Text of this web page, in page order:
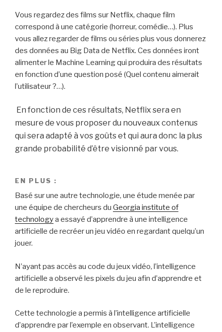
Vous regardez des films sur Netflix, chaque film
correspond à une catégorie (horreur, comédie…). Plus
vous allez regarder de films ou séries plus vous donnerez
des données au Big Data de Netflix. Ces données iront
alimenter le Machine Learning qui produira des résultats
en fonction d’une question posé (Quel contenu aimerait
l’utilisateur ?…).
En fonction de ces résultats, Netflix sera en
mesure de vous proposer du nouveaux contenus
qui sera adapté à vos goûts et qui aura donc la plus
grande probabilité d’être visionné par vous.
EN PLUS :
Basé sur une autre technologie, une étude menée par
une équipe de chercheurs du Georgia institute of
technologya essayé d’apprendre à une intelligence
artificielle de recréer un jeu vidéo en regardant quelqu’un
jouer.
N’ayant pas accès au code du jeux vidéo, l’intelligence
artificielle a observé les pixels du jeu afin d’apprendre et
de le reproduire.
Cette technologie a permis à l’intelligence artificielle
d’apprendre par l’exemple en observant. L’intelligence